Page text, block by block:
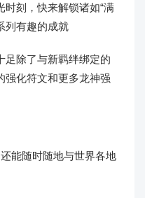
刻，快来解锁诸如“满
列有趣的成就
足除了与新羁绊绑定的
强化符文和更多龙神强
能随时随地与世界各地